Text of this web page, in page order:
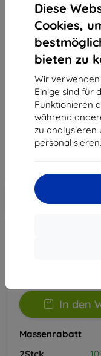
Diese
Cookies,
bieten zu
Wir
Einige sind für
Funktionieren
während
zu analysieren
personalisieren.
3mk ARC+
Geeignet für: Oppo
11,90 €
10,71 €
-10%
Rabatt
EXTRA10
In den
Massenrabatt